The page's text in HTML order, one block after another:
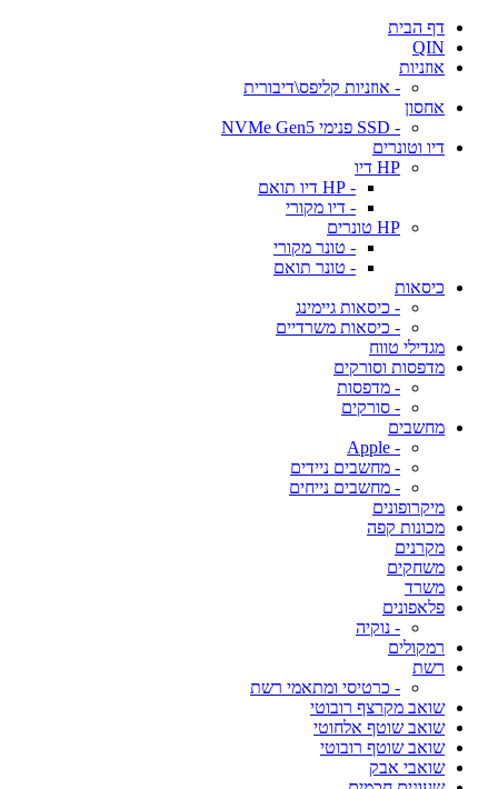
דף הבית
QIN
אוזניות
- אוזניות קליפס\דיבורית
אחסון
- SSD פנימי NVMe Gen5
דיו וטונרים
HP דיו
- HP דיו תואם
- דיו מקורי
HP טונרים
- טונר מקורי
- טונר תואם
כיסאות
- כיסאות גיימינג
- כיסאות משרדיים
מגדילי טווח
מדפסות וסורקים
- מדפסות
- סורקים
מחשבים
- Apple
- מחשבים ניידים
- מחשבים נייחים
מיקרופונים
מכונות קפה
מקרנים
משחקים
משרד
פלאפונים
- נוקיה
רמקולים
רשת
- כרטיסי ומתאמי רשת
שואב מקרצף רובוטי
שואב שוטף אלחוטי
שואב שוטף רובוטי
שואבי אבק